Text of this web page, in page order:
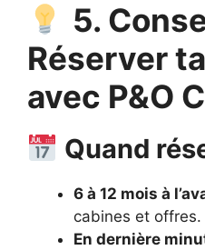
5.
Réserver
avec P&O
Quand
6 à 12 mois à
cabines et offres.
En dernière